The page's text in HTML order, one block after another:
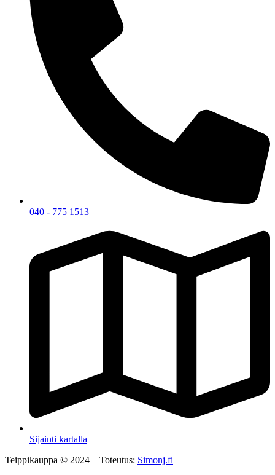
040 - 775 1513
Sijainti kartalla
Teippikauppa © 2024 – Toteutus: Simonj.fi